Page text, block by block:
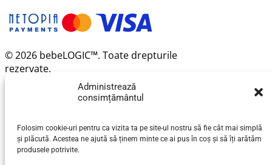
Administrează
consimțământul
Folosim cookie-uri pentru ca vizita ta pe site-ul nostru să fie cât mai simplă
și plăcută. Acestea ne ajută să ținem minte ce ai pus în coș și să îți arătăm
produsele potrivite.
© 2026 bebeLOGIC™. Toate drepturile
rezervate.